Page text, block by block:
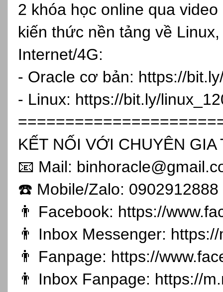
2 khóa học online qua
kiến thức nền tảng về
Internet/4G:
- Oracle cơ bản: https://
- Linux: https://bit.ly/
KẾT NỐI VỚI CHUYÊN GIA
📧 Mail:
☎️ Mobile/Zalo: 0902912888
👨 Facebook: https://
👨 Inbox Messenger:
👨 Fanpage: https://
👨 Inbox Fanpage: https://